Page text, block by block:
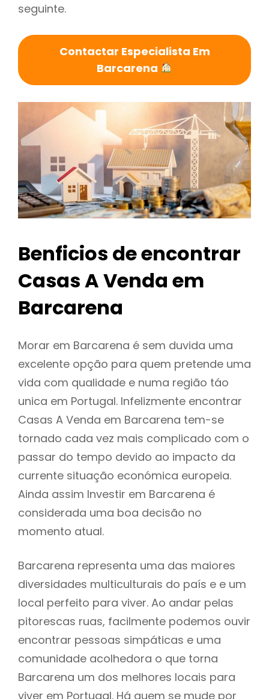
seguinte.
Contactar Especialista Em
Barcarena
Benficios de encontrar
Casas A Venda em
Barcarena
Morar em Barcarena é sem duvida uma
excelente opção para quem pretende uma
vida com qualidade e numa região táo
unica em Portugal. Infelizmente encontrar
Casas A Venda em Barcarena tem-se
tornado cada vez mais complicado com o
passar do tempo devido ao impacto da
currente situação económica europeia.
Ainda assim Investir em Barcarena é
considerada uma boa decisão no
momento atual.
Barcarena representa uma das maiores
diversidades multiculturais do país e e um
local perfeito para viver. Ao andar pelas
pitorescas ruas, facilmente podemos ouvir
encontrar pessoas simpáticas e uma
comunidade acolhedora o que torna
Barcarena um dos melhores locais para
viver em Portugal. Há quem se mude por